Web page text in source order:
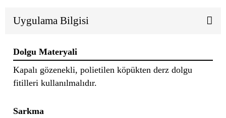
Uygulama Bilgisi
Dolgu Materyali
Kapalı gözenekli, polietilen köpükten derz dolgu
fitilleri kullanılmalıdır.
Sarkma